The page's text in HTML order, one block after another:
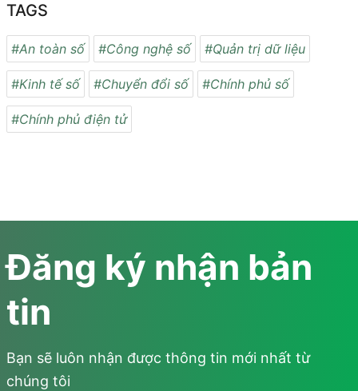
TAGS
#An toàn số #Công nghệ số #Quản trị dữ liệu
#Kinh tế số #Chuyển đổi số #Chính phủ số
#Chính phủ điện tử
Đăng ký nhận bản
tin
Bạn sẽ luôn nhận được thông tin mới nhất từ
chúng tôi